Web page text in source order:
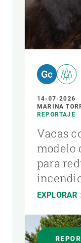
14-07-2026
MARINA
REPORTAJE
Vacas
modelo
para
EXPLORAR